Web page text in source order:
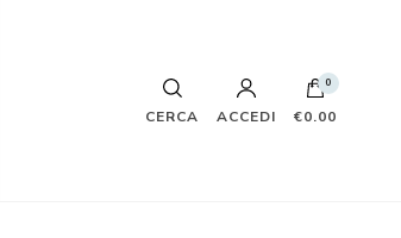
CERCA ACCEDI
0
€0.00